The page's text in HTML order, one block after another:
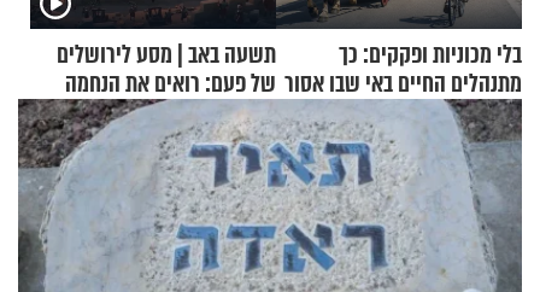
בלי מכוניות ופקקים: כך
מתנהלים החיים באי שבו אסור
לנהוג כבר יותר מ-120 שנה
תשעה באב | מסע לירושלים
של פעם: רואים את הנחמה